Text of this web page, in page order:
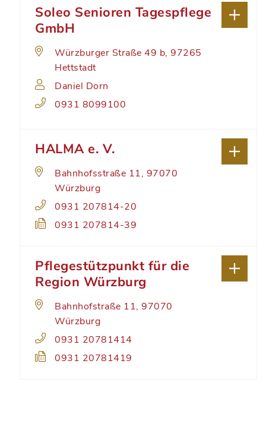
Soleo Senioren Tagespflege
GmbH
Würzburger Straße 49 b, 97265
Hettstadt
Daniel Dorn
0931 8099100
HALMA e. V.
Bahnhofsstraße 11, 97070
Würzburg
0931 207814-20
0931 207814-39
Pflegestützpunkt für die
Region Würzburg
Bahnhofstraße 11, 97070
Würzburg
0931 20781414
0931 20781419